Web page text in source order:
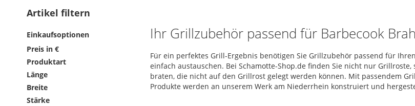
Ihr Grillzubehör passend für Barbecook
Für ein perfektes Grill-Ergebnis benötigen Sie Grillzubehör passend für Ihren
einfach austauschen. Bei Schamotte-Shop.de finden Sie nicht nur
braten, die nicht auf den Grillrost gelegt werden können. Mit passendem
Produkte werden an unserem Werk am Niederrhein konstruiert und
Artikel filtern
Einkaufsoptionen
Preis in €
Produktart
Länge
Breite
Stärke